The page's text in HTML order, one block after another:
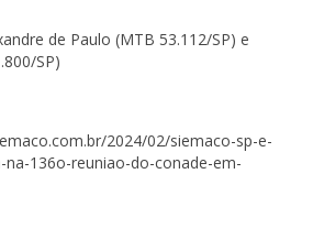
de Paulo (MTB 53.112/SP) e
SP)
2024/02/siemaco-sp-e-
136o-reuniao-do-conade-em-